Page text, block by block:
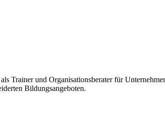
Trainer und Organisationsberater für
Bildungsangeboten.